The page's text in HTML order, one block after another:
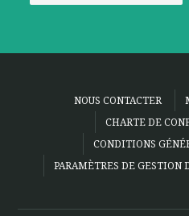
NOUS CONTACTER
CHARTE DE
CONDITIONS
PARAMÈTRES DE